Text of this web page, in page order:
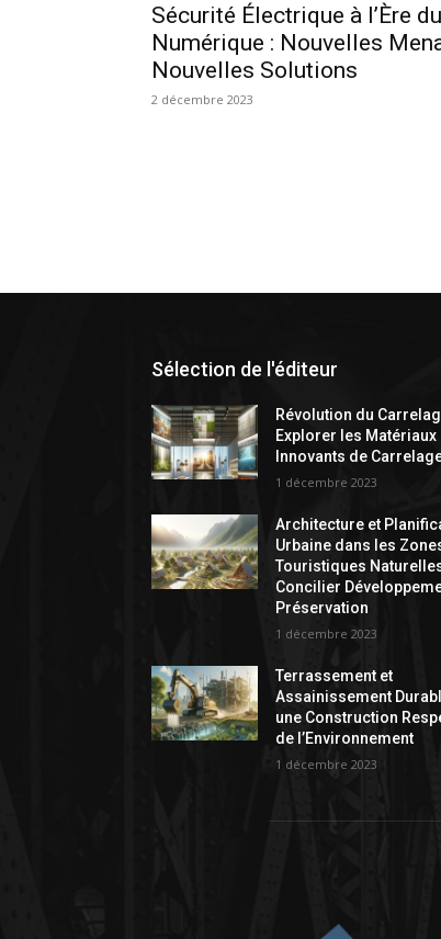
Sécurité Électrique à l’Ère du
Numérique : Nouvelles
Nouvelles Solutions
2 décembre 2023
Sélection de l'éditeur
Révolution du
Explorer les Matériaux
Innovants de
1 décembre 2023
Architecture et
Urbaine dans les
Touristiques
Concilier
Préservation
1 décembre 2023
Terrassement et
Assainissement
une Construction
de l’Environnement
1 décembre 2023